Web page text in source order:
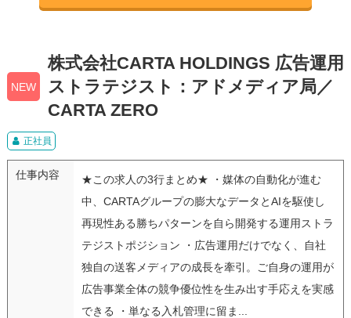
NEW
株式会社CARTA HOLDINGS 広告運用
ストラテジスト：アドメディア局／
CARTA ZERO
正社員
仕事内容
★この求人の3行まとめ★ ・媒体の自動化が進む
中、CARTAグループの膨大なデータとAIを駆使し
再現性ある勝ちパターンを自ら開発する運用ストラ
テジストポジション ・広告運用だけでなく、自社
独自の送客メディアの成長を牽引。ご自身の運用が
広告事業全体の競争優位性を生み出す手応えを実感
できる ・単なる入札管理に留ま...